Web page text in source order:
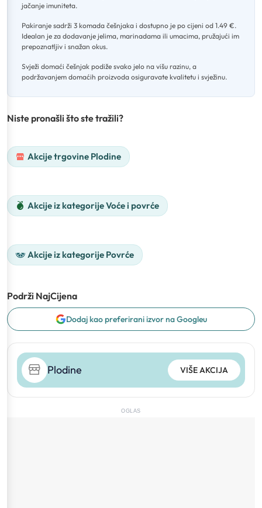
jačanje imuniteta.
Pakiranje sadrži 3 komada češnjaka i dostupno je po cijeni od 1.49 €.
Idealan je za dodavanje jelima, marinadama ili umacima, pružajući im
prepoznatljiv i snažan okus.
Svježi domaći češnjak podiže svako jelo na višu razinu, a
podržavanjem domaćih proizvoda osiguravate kvalitetu i svježinu.
Niste pronašli što ste tražili?
Akcije trgovine Plodine
Akcije iz kategorije Voće i povrće
Akcije iz kategorije Povrće
Podrži NajCijena
Dodaj kao preferirani izvor na Googleu
Plodine VIŠE AKCIJA
OGLAS